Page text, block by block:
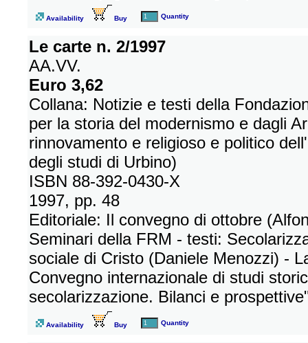
Availability Buy Quantity
Le carte n. 2/1997
AA.VV.
Euro 3,62
Collana: Notizie e testi della
per la storia del modernismo e dagli
rinnovamento e religioso e politico
degli studi di Urbino)
ISBN 88-392-0430-X
1997, pp. 48
Editoriale: Il convegno di ottobre
Seminari della FRM - testi:
sociale di Cristo (Daniele Menozzi) -
Convegno internazionale di studi
secolarizzazione. Bilanci e
Availability Buy Quantity